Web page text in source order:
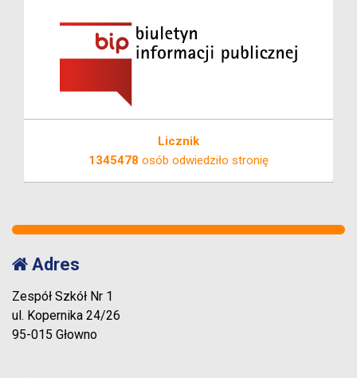
Licznik
1345478 osób odwiedziło stronię
Adres
Zespół Szkół Nr 1
ul. Kopernika 24/26
95-015 Głowno